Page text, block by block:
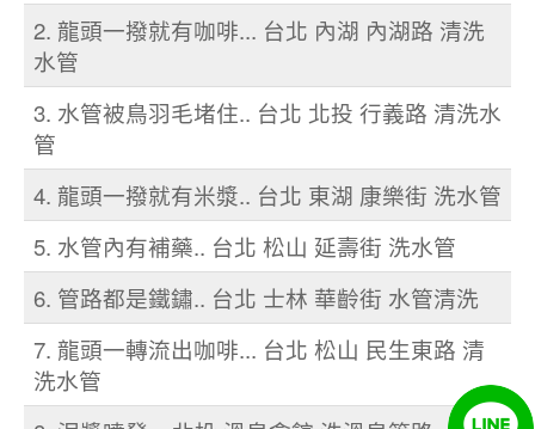
2. 龍頭一撥就有咖啡... 台北 內湖 內湖路 清洗
水管
3. 水管被鳥羽毛堵住.. 台北 北投 行義路 清洗水
管
4. 龍頭一撥就有米漿.. 台北 東湖 康樂街 洗水管
5. 水管內有補藥.. 台北 松山 延壽街 洗水管
6. 管路都是鐵鏽.. 台北 士林 華齡街 水管清洗
7. 龍頭一轉流出咖啡... 台北 松山 民生東路 清
洗水管